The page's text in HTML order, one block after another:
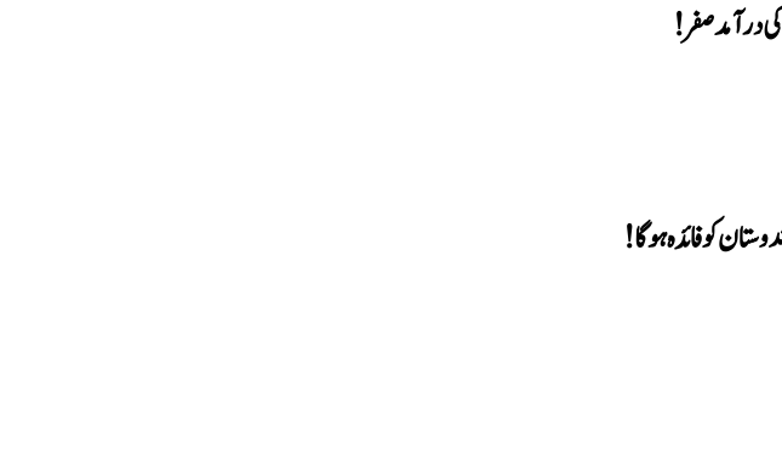
در آمد صفر !
کو فائدہ ہوگا!